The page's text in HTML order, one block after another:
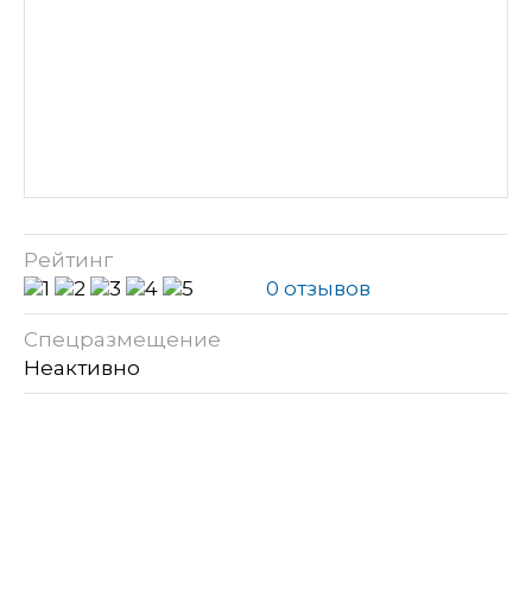
Рейтинг
0 отзывов
Спецразмещение
Неактивно